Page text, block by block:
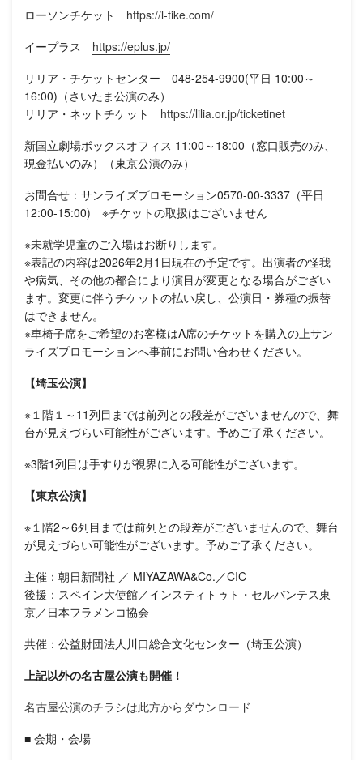
ローソンチケット https://l-tike.com/
イープラス https://eplus.jp/
リリア・チケットセンター 048-254-9900(平日 10:00～
16:00)（さいたま公演のみ）
リリア・ネットチケット https://lilia.or.jp/ticketinet
新国立劇場ボックスオフィス 11:00～18:00（窓口販売のみ、
現金払いのみ）（東京公演のみ）
お問合せ：サンライズプロモーション0570-00-3337（平日
12:00-15:00) ※チケットの取扱はございません
※未就学児童のご入場はお断りします。
※表記の内容は2026年2月1日現在の予定です。出演者の怪我
や病気、その他の都合により演目が変更となる場合がござい
ます。変更に伴うチケットの払い戻し、公演日・券種の振替
はできません。
※車椅子席をご希望のお客様はA席のチケットを購入の上サン
ライズプロモーションへ事前にお問い合わせください。
【埼玉公演】
※１階１～11列目までは前列との段差がございませんので、舞
台が見えづらい可能性がございます。予めご了承ください。
※3階1列目は手すりが視界に入る可能性がございます。
【東京公演】
※１階2～6列目までは前列との段差がございませんので、舞台
が見えづらい可能性がございます。予めご了承ください。
主催：朝日新聞社 ／ MIYAZAWA&Co.／CIC
後援：スペイン大使館／インスティトゥト・セルバンテス東
京／日本フラメンコ協会
共催：公益財団法人川口総合文化センター（埼玉公演）
上記以外の名古屋公演も開催！
名古屋公演のチラシは此方からダウンロード
■ 会期・会場